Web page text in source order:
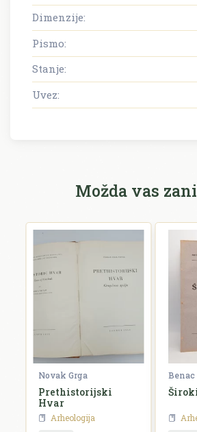
Dimenzije:
Pismo:
Stanje:
Uvez:
Možda vas
Novak Grga
Prethistorijski
Hvar
Arheologija